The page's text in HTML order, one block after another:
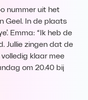
nummer uit het
Geel. In de plaats
Emma: “Ik heb de
Jullie zingen dat de
klaar mee
om 20.40 bij